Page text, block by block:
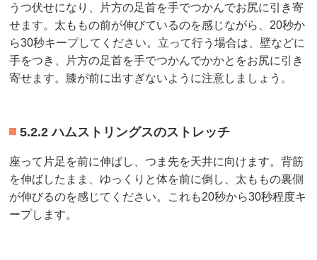
うつ伏せになり、片方の足首を手でつかんでお尻に引き寄
せます。太ももの前が伸びているのを感じながら、20秒か
ら30秒キープしてください。立って行う場合は、壁などに
手をつき、片方の足首を手でつかんでかかとをお尻に引き
寄せます。膝が前に出すぎないように注意しましょう。
5.2.2 ハムストリングスのストレッチ
座って片足を前に伸ばし、つま先を天井に向けます。背筋
を伸ばしたまま、ゆっくりと体を前に倒し、太ももの裏側
が伸びるのを感じてください。これも20秒から30秒程度キ
ープします。